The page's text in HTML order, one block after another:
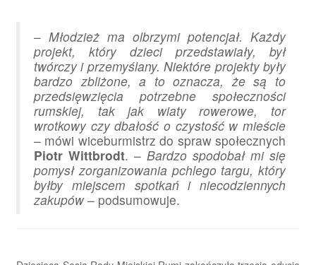
– Młodzież ma olbrzymi potencjał. Każdy
projekt, który dzieci przedstawiały, był
twórczy i przemyślany. Niektóre projekty były
bardzo zbliżone, a to oznacza, że są to
przedsięwzięcia potrzebne społeczności
rumskiej, tak jak wiaty rowerowe, tor
wrotkowy czy dbałość o czystość w mieście
– mówi wiceburmistrz do spraw społecznych
Piotr Wittbrodt. – Bardzo spodobał mi się
pomysł zorganizowania pchlego targu, który
byłby miejscem spotkań i niecodziennych
zakupów– podsumowuje.